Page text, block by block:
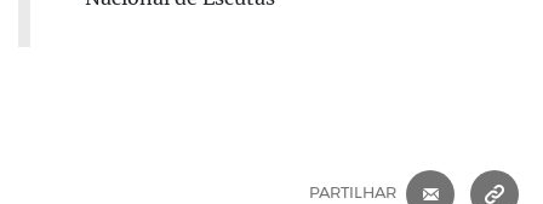
PARTILHAR